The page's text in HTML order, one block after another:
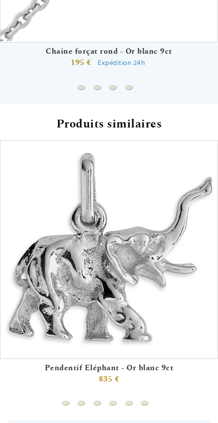
Chaine forçat rond - Or blanc 9ct
195 €
Expédition 24h
Chaine forçat rond - Or blanc 9ct
Chaine gourmette - Or blanc 9ct
Chaine forçat - Or blanc 9ct
Chaine singapour - Or
Produits similaires
Pendentif Eléphant - Or blanc 9ct
835 €
Pendentif Eléphant - Or blanc 9ct
Pendentif poisson - Or jaune 18ct
Pendentif tortue - Or jaune 9ct
Pendentif tortue - Or blanc 9ct
Pendentif tête de cheval
Collier licorne &